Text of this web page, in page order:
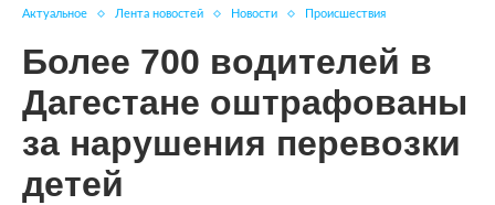
Актуальное Лента новостей Новости Происшествия
Более 700 водителей в
Дагестане оштрафованы
за нарушения перевозки
детей